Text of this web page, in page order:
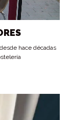
hace décadas